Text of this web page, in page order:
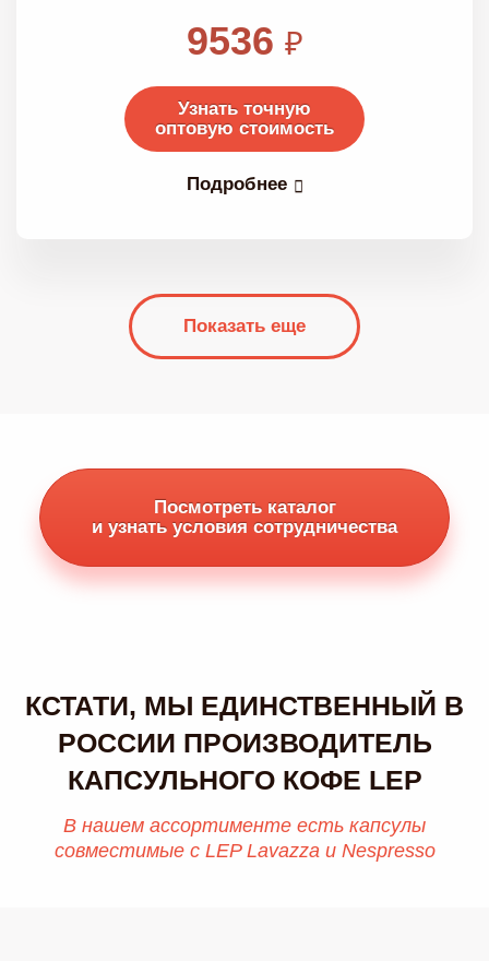
9536 ₽
Узнать точную
оптовую стоимость
Подробнее
Показать еще
Посмотреть каталог
и узнать условия сотрудничества
КСТАТИ, МЫ ЕДИНСТВЕННЫЙ В
РОССИИ ПРОИЗВОДИТЕЛЬ
КАПСУЛЬНОГО КОФЕ LEP
В нашем ассортименте есть капсулы
совместимые с LEP Lavazza и Nespresso